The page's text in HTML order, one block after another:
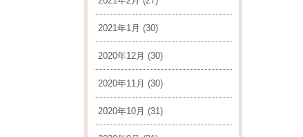
2021年1月 (30)
2020年12月 (30)
2020年11月 (30)
2020年10月 (31)